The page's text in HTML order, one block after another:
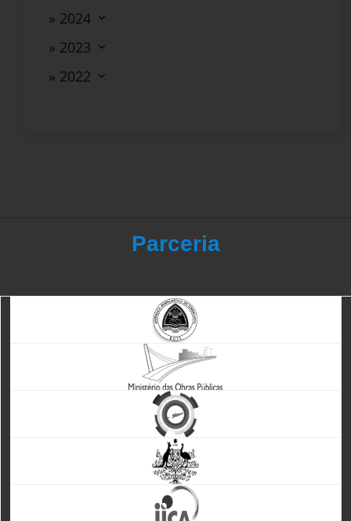
» 2024
» 2023
» 2022
Parceria